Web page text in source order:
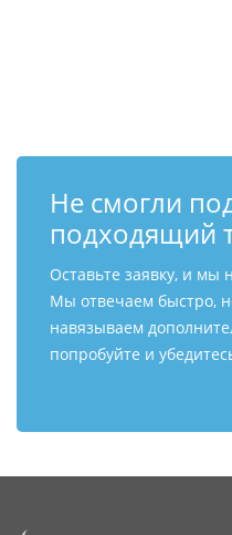
Не смогли
подходящий
Оставьте заявку, и мы
Мы отвечаем быстро,
навязываем
попробуйте и